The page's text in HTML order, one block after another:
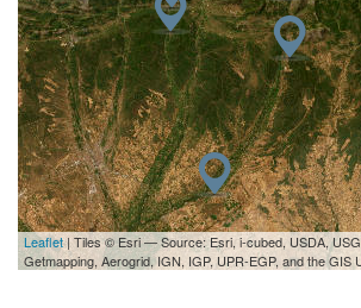
Leaflet| Tiles © Esri — Source: Esri, i-cubed, USDA,
Getmapping, Aerogrid, IGN, IGP, UPR-EGP, and the GIS